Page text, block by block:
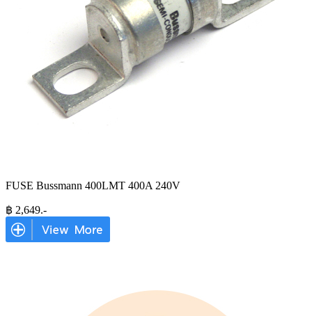
FUSE Bussmann 400LMT 400A 240V
฿ 2,649.-